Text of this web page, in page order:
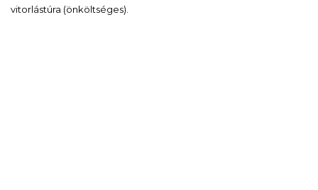
vitorlástúra (önköltséges).